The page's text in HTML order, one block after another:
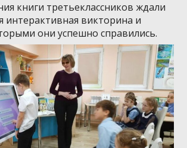
книги третьеклассников ждали
интерактивная викторина и
они успешно справились.